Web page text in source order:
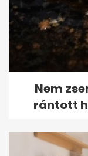
Nem
rántott